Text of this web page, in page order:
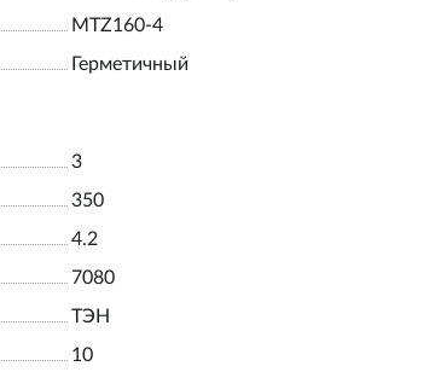
MTZ160-4
Герметичный
3
350
4.2
7080
ТЭН
10